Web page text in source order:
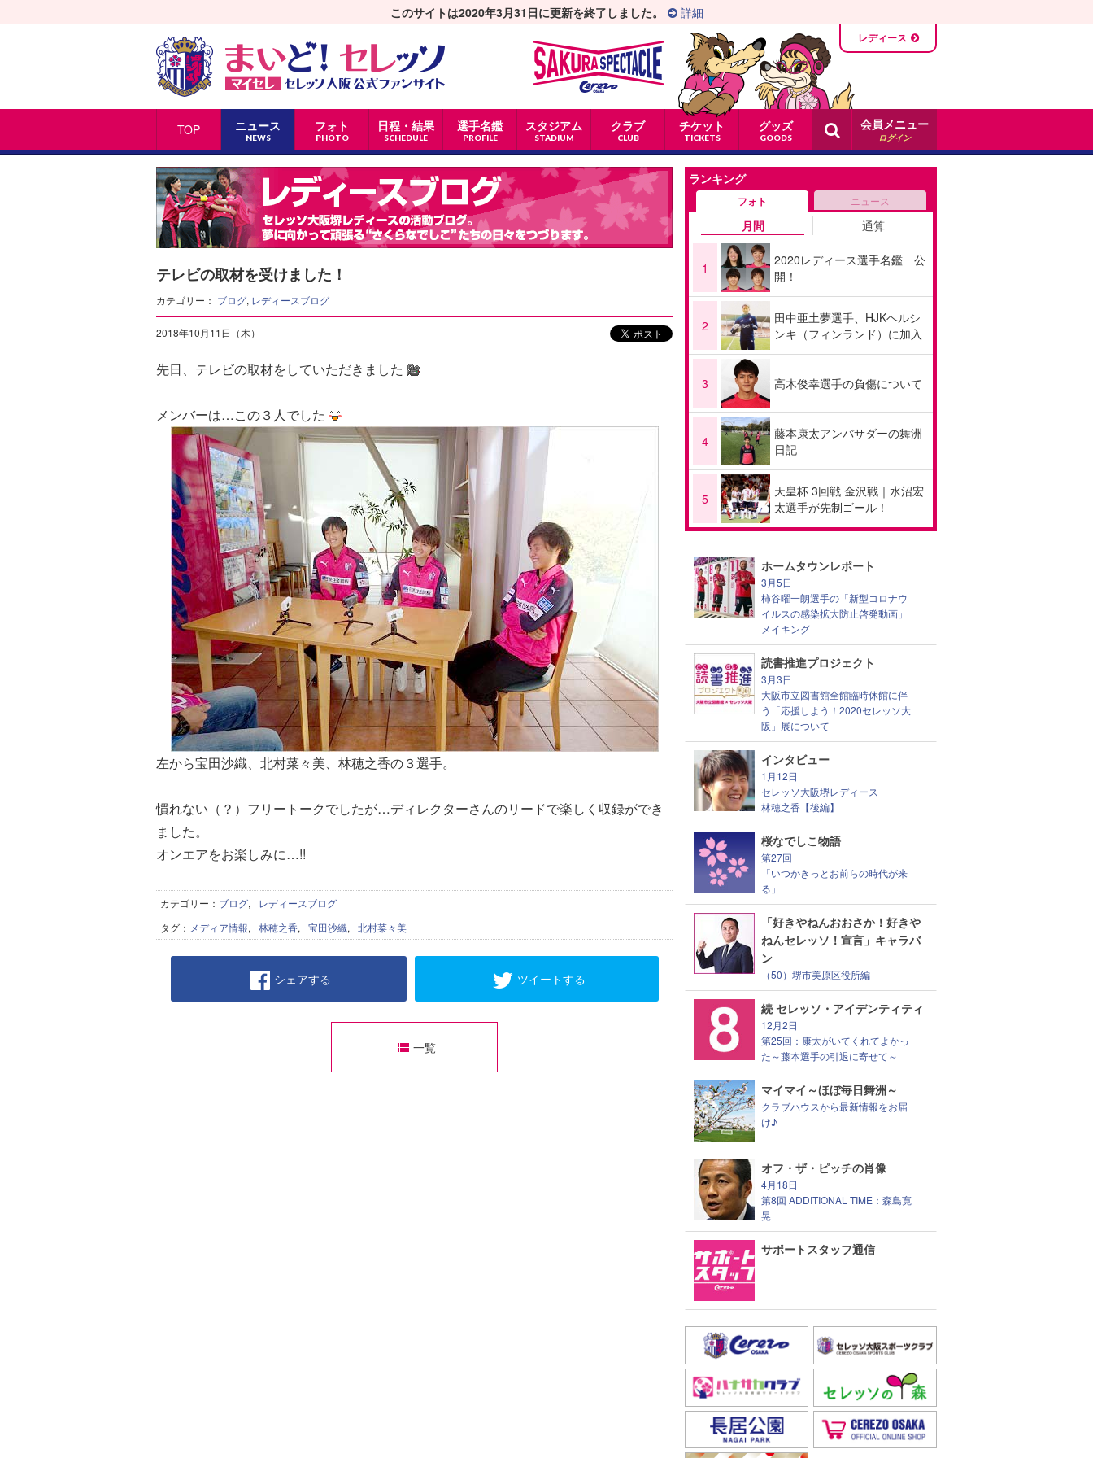
TOP ニュース
NEWS
フォト
PHOTO
日程・結果
SCHEDULE
選手名鑑
PROFILE
スタジアム
STADIUM
クラブ
CLUB
チケット
TICKETS
グッズ
GOODS
このサイトは2020年3月31日に更新を終了しました。 詳細
レディース
会員メニュー
ログイン
テレビの取材を受けました！
カテゴリー： ブログ, レディースブログ
2018年10月11日（木）
先日、テレビの取材をしていただきました
メンバーは…この３人でした
左から宝田沙織、北村菜々美、林穂之香の３選手。
慣れない（？）フリートークでしたが…ディレクターさんのリードで楽しく収録ができ
ました。
オンエアをお楽しみに…!!
カテゴリー： ブログ,
レディースブログ
タグ： メディア情報, 林穂之香, 宝田沙織, 北村菜々美
シェアする ツイートする
一覧
ランキング
フォト ニュース
月間 通算
1
2020レディース選手名鑑 公
開！
2
田中亜土夢選手、HJKヘルシ
ンキ（フィンランド）に加入
3 高木俊幸選手の負傷について
4
藤本康太アンバサダーの舞洲
日記
5
天皇杯 3回戦 金沢戦｜水沼宏
太選手が先制ゴール！
ホームタウンレポート
3月5日
柿谷曜一朗選手の「新型コロナウ
イルスの感染拡大防止啓発動画」
メイキング
読書推進プロジェクト
3月3日
大阪市立図書館全館臨時休館に伴
う「応援しよう！2020セレッソ大
阪」展について
インタビュー
1月12日
セレッソ大阪堺レディース
林穂之香【後編】
桜なでしこ物語
第27回
「いつかきっとお前らの時代が来
る」
「好きやねんおおさか！好きや
ねんセレッソ！宣言」キャラバ
ン
（50）堺市美原区役所編
続 セレッソ・アイデンティティ
12月2日
第25回：康太がいてくれてよかっ
た～藤本選手の引退に寄せて～
マイマイ～ほぼ毎日舞洲～
クラブハウスから最新情報をお届
け♪
オフ・ザ・ピッチの肖像
4月18日
第8回 ADDITIONAL TIME：森島寛
晃
サポートスタッフ通信